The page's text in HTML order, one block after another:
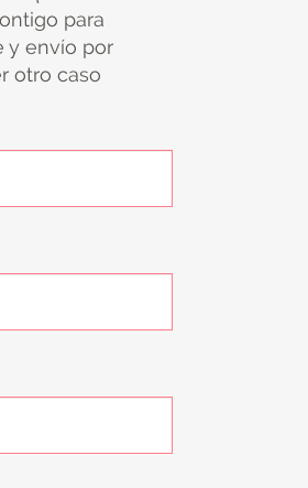
para
y envío por
otro caso